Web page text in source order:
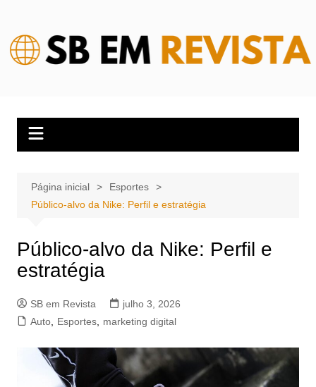
conteúdo
Página inicial
Esportes
Público-alvo da Nike: Perfil e estratégia
Público-alvo da Nike: Perfil e
estratégia
SB em Revista
julho 3, 2026
Auto, Esportes, marketing digital